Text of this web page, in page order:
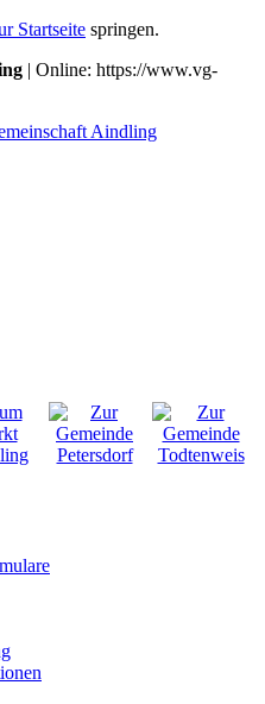
Startseite springen.
| Online: https://www.vg-